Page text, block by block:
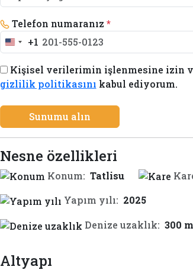
Telefon numaranız *
United
+1
+1
Kişisel verilerimin işlenmesine izin
gizlilik politikasını kabul ediyorum.
Sunumu alın
Nesne özellikleri
Konum: Tatlisu
Yapım yılı: 2025
Denize uzaklık: 300 m
Altyapı